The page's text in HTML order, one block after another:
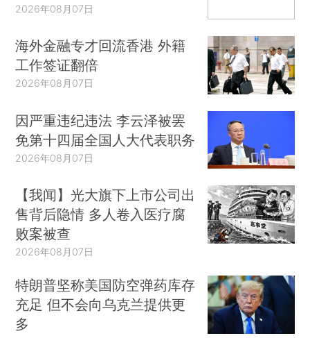
2026年08月07日
海外金融专才回流香港 外籍
工作签证翻倍
2026年08月07日
因严重违纪违法 李云泽被罢
免第十四届全国人大代表职务
2026年08月07日
【我闻】光大旗下上市公司出
售背后隐情 多人卷入医疗腐
败案被查
2026年08月07日
特朗普坚称美国防空弹药库存
充足 但不会向乌克兰提供更
多